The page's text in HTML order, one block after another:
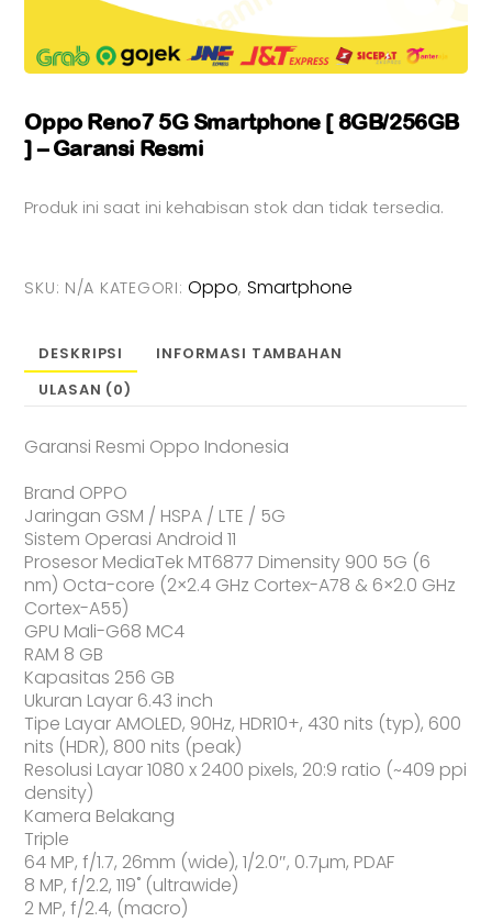
Oppo Reno7 5G Smartphone [ 8GB/256GB
] – Garansi Resmi
Produk ini saat ini kehabisan stok dan tidak tersedia.
SKU: N/A KATEGORI:Oppo, Smartphone
DESKRIPSI
INFORMASI TAMBAHAN
ULASAN (0)
Garansi Resmi Oppo Indonesia
Brand OPPO
Jaringan GSM / HSPA / LTE / 5G
Sistem Operasi Android 11
Prosesor MediaTek MT6877 Dimensity 900 5G (6
nm) Octa-core (2×2.4 GHz Cortex-A78 & 6×2.0 GHz
Cortex-A55)
GPU Mali-G68 MC4
RAM 8 GB
Kapasitas 256 GB
Ukuran Layar 6.43 inch
Tipe Layar AMOLED, 90Hz, HDR10+, 430 nits (typ), 600
nits (HDR), 800 nits (peak)
Resolusi Layar 1080 x 2400 pixels, 20:9 ratio (~409 ppi
density)
Kamera Belakang
Triple
64 MP, f/1.7, 26mm (wide), 1/2.0″, 0.7µm, PDAF
8 MP, f/2.2, 119˚ (ultrawide)
2 MP, f/2.4, (macro)